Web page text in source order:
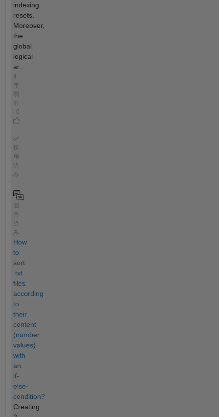
indexing
resets.
Moreover,
the
global
logical
ar...
4
年
弱
前
| 0
|
採
用
済
み
回
答
済
み
How
to
sort
.txt
files
according
to
their
content
(number
values)
with
an
if-
else-
condition?
Creating